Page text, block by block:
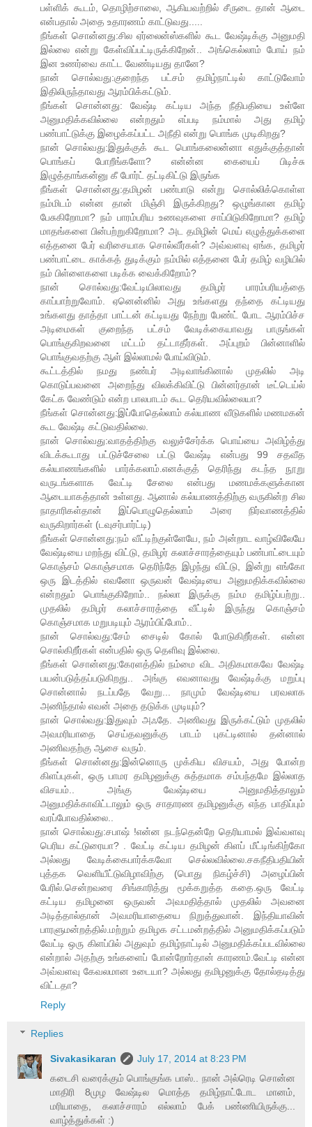
பள்ளிக் கூடம், தொழிற்சாலை, ஆகியவற்றில் சீருடை தான் ஆடை
என்பதால் அதை உதாரணம் காட்டுவது.....
நீங்கள் சொன்னது:சில ஏர்லைன்ஸ்களில் கூட வேஷ்டிக்கு அனுமதி
இல்லை என்று கேள்விப்பட்டிருக்கிறேன்.. அங்கெல்லாம் போய் நம்
இன உணர்வை காட்ட வேண்டியது தானே?
நான் சொல்வது:குறைந்த பட்சம் தமிழ்நாட்டில் காட்டுவோம்
இதிலிருந்தாவது ஆரம்பிக்கட்டும்.
நீங்கள் சொன்னது: வேஷ்டி கட்டிய அந்த நீதிபதியை உள்ளே
அனுமதிக்கவில்லை என்றதும் எப்படி நம்மால் அது தமிழ்
பண்பாட்டுக்கு இழைக்கப்பட்ட அநீதி என்று பொங்க முடிகிறது?
நான் சொல்வது:இதுக்குக் கூட பொங்கலைன்னா எதுக்குத்தான்
பொங்கப் போறீங்களோ? என்ன்ன கையைப் பிடிச்சு
இழுத்தாங்கன்னு கீ போர்ட் தட்டிகிட்டு இருங்க
நீங்கள் சொன்னது:தமிழன் பண்பாடு என்று சொல்லிக்கொள்ள
நம்மிடம் என்ன தான் மிஞ்சி இருக்கிறது? ஒழுங்கான தமிழ்
பேசுகிறோமா? நம் பாரம்பரிய உணவுகளை சாப்பிடுகிறோமா? தமிழ்
மாதங்களை பின்பற்றுகிறோமா? அட தமிழின் மெய் எழுத்துக்களை
எத்தனை பேர் வரிசையாக சொல்வீர்கள்? அவ்வளவு ஏங்க, தமிழர்
பண்பாட்டை காக்கத் துடிக்கும் நம்மில் எத்தனை பேர் தமிழ் வழியில்
நம் பிள்ளைகளை படிக்க வைக்கிறோம்?
நான் சொல்வது:வேட்டியிலாவது தமிழர் பாரம்பரியத்தை
காப்பாற்றுவோம். ஏனென்னில் அது உங்களது தந்தை கட்டியது
உங்களது தாத்தா பாட்டன் கட்டியது நேற்று பேண்ட் போட ஆரம்பிச்ச
அடிமைகள் குறைந்த பட்சம் வேடிக்கையாவது பாருங்கள்
பொங்குகிறவனை மட்டம் தட்டாதீர்கள். அப்புறம் பின்னாளில்
பொங்குவதற்கு ஆள் இல்லாமல் போய்விடும்.
கூட்டத்தில் நமது நண்பர் அடிவாங்கினால் முதலில் அடி
கொடுப்பவனை அறைந்து விலக்கிவிட்டு பின்னர்தான் டீட்டெய்ல்
கேட்க வேண்டும் என்ற பாலபாடம் கூட தெரியவில்லையா?
நீங்கள் சொன்னது:இப்போதெல்லாம் கல்யாண வீடுகளில் மணமகன்
கூட வேஷ்டி கட்டுவதில்லை.
நான் சொல்வது:வாதத்திற்கு வலுச்சேர்க்க பொய்யை அவிழ்த்து
விடக்கூடாது பட்டுச்சேலை பட்டு வேஷ்டி என்பது 99 சதவீத
கல்யாணங்களில் பார்க்கலாம்.எனக்குத் தெரிந்து கடந்த நூறு
வருடங்களாக வேட்டி சேலை என்பது மணமக்களுக்கான
ஆடையாகத்தான் உள்ளது. ஆனால் கல்யாணத்திற்கு வருகின்ற சில
நாதாரிகள்தான் இப்பொழுதெல்லாம் அரை நிர்வாணத்தில்
வருகிறார்கள் (டவுசர்பார்ட்டி)
நீங்கள் சொன்னது:நம் வீட்டிற்குள்ளேயே, நம் அன்றாட வாழ்விலேயே
வேஷ்டியை மறந்து விட்டு, தமிழர் கலாச்சாரத்தையும் பண்பாட்டையும்
கொஞ்சம் கொஞ்சமாக தெரிந்தே இழந்து விட்டு, இன்று எங்கோ
ஒரு இடத்தில் எவனோ ஒருவன் வேஷ்டியை அனுமதிக்கவில்லை
என்றதும் பொங்குகிறோம்.. நல்லா இருக்கு நம்ம தமிழ்ப்பற்று..
முதலில் தமிழர் கலாச்சாரத்தை வீட்டில் இருந்து கொஞ்சம்
கொஞ்சமாக மறுபடியும் ஆரம்பிப்போம்..
நான் சொல்வது:சேம் சைடில் கோல் போடுகிறீர்கள். என்ன
சொல்கிறீர்கள் என்பதில் ஒரு தெளிவு இல்லை.
நீங்கள் சொன்னது:கேரளத்தில் நம்மை விட அதிகமாகவே வேஷ்டி
பயன்படுத்தப்படுகிறது.. அங்கு எவனாவது வேஷ்டிக்கு மறுப்பு
சொன்னால் நடப்பதே வேறு... நாமும் வேஷ்டியை பரவலாக
அணிந்தால் எவன் அதை தடுக்க முடியும்?
நான் சொல்வது:இதுவும் அஃதே. அணிவது இருக்கட்டும் முதலில்
அவமரியாதை செய்தவனுக்கு பாடம் புகட்டினால் தன்னால்
அணிவதற்கு ஆசை வரும்.
நீங்கள் சொன்னது:இன்னொரு முக்கிய விசயம், அது போன்ற
கிளப்புகள், ஒரு பாமர தமிழனுக்கு சுத்தமாக சம்பந்தமே இல்லாத
விசயம்.. அங்கு வேஷ்டியை அனுமதித்தாலும்
அனுமதிக்காவிட்டாலும் ஒரு சாதாரண தமிழனுக்கு எந்த பாதிப்பும்
வரப்போவதில்லை..
நான் சொல்வது:சபாஷ் !என்ன நடந்தென்றே தெரியாமல் இவ்வளவு
பெரிய கட்டுரையா? . வேட்டி கட்டிய தமிழன் கிளப் மீட்டிங்கிற்கோ
அல்லது வேடிக்கைபார்க்கவோ செல்லவில்லை.சகநீதிபதியின்
புத்தக வெளியீட்டுவிழாவிற்கு (பொது நிகழ்ச்சி) அழைப்பின்
பேரில்.சென்றவரை சிங்காரித்து மூக்கறுத்த கதை.ஒரு வேட்டி
கட்டிய தமிழனை ஒருவன் அவமதித்தால் முதலில் அவனை
அடித்தால்தான் அவமரியாதையை நிறுத்துவான். இந்தியாவின்
பாரளுமன்றத்தில்.மற்றும் தமிழக சட்டமன்றத்தில் அனுமதிக்கப்படும்
வேட்டி ஒரு கிளப்பில் அதுவும் தமிழ்நாட்டில் அனுமதிக்கப்படவில்லை
என்றால் அதற்கு உங்களைப் போன்றோர்தான் காரணம்.வேட்டி என்ன
அவ்வளவு கேவலமான உடையா? அல்லது தமிழனுக்கு தோல்தடித்து
விட்டதா?
Reply
Replies
Sivakasikaran
July 17, 2014 at 8:23 PM
கடைசி வரைக்கும் பொங்குங்க பாஸ்.. நான் அல்ரெடி சொன்ன
மாதிரி 8முழ வேஷ்டில மொத்த தமிழ்நாட்டோட மானம்,
மரியாதை, கலாச்சாரம் எல்லாம் பேக் பண்ணியிருக்கு...
வாழ்த்துக்கள் :)